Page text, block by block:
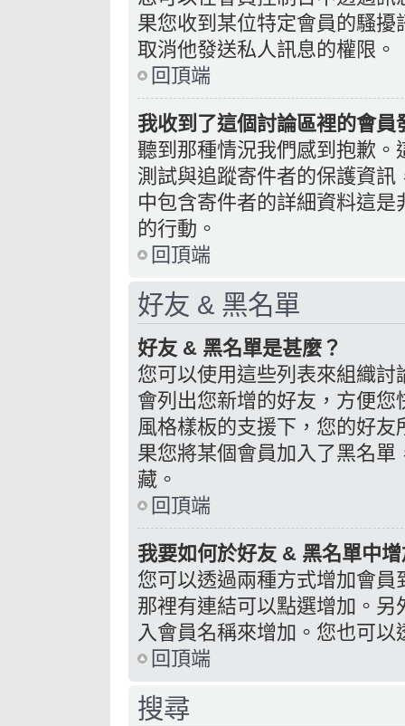
果您收到某位特定會員的騷
取消他發送私人訊息的權限。
回頂端
我收到了這個討論區裡的會
聽到那種情況我們感到抱歉
測試與追蹤寄件者的保護資
中包含寄件者的詳細資料這
的行動。
回頂端
好友 & 黑名單
好友 & 黑名單是甚麼？
您可以使用這些列表來組織
會列出您新增的好友，方便
風格樣板的支援下，您的好
果您將某個會員加入了黑名
藏。
回頂端
我要如何於好友 & 黑名單中
您可以透過兩種方式增加會
那裡有連結可以點選增加。
入會員名稱來增加。您也可
回頂端
搜尋